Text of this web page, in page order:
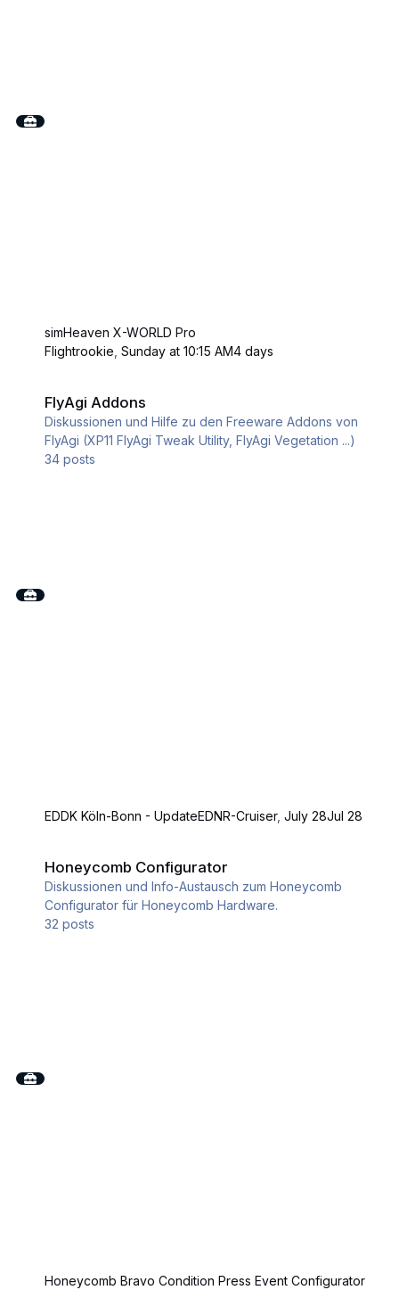
simHeaven X-WORLD Pro
Flightrookie,Sunday at 10:15 AM4 days
FlyAgi Addons
Diskussionen und Hilfe zu den Freeware Addons von
FlyAgi (XP11 FlyAgi Tweak Utility, FlyAgi Vegetation ...)
34 posts
EDDK Köln-Bonn - UpdateEDNR-Cruiser,July 28Jul 28
Honeycomb Configurator
Diskussionen und Info-Austausch zum Honeycomb
Configurator für Honeycomb Hardware.
32 posts
Honeycomb Bravo Condition Press Event Configurator